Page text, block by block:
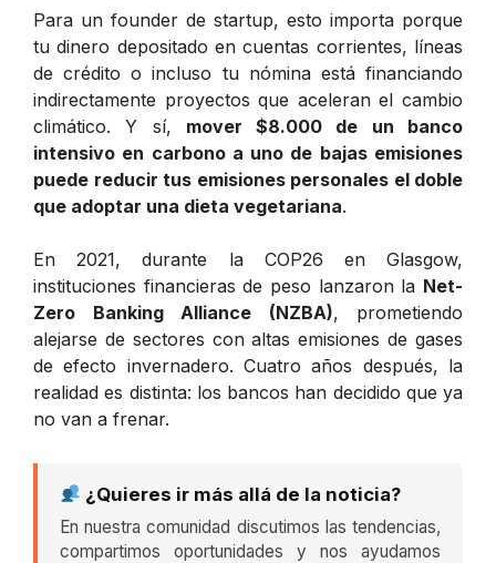
Para un founder de startup, esto importa porque
tu dinero depositado en cuentas corrientes, líneas
de crédito o incluso tu nómina está financiando
indirectamente proyectos que aceleran el cambio
climático. Y sí, mover $8.000 de un banco
intensivo en carbono a uno de bajas emisiones
puede reducir tus emisiones personales el doble
que adoptar una dieta vegetariana.
En 2021, durante la COP26 en Glasgow,
instituciones financieras de peso lanzaron la Net-
Zero Banking Alliance (NZBA), prometiendo
alejarse de sectores con altas emisiones de gases
de efecto invernadero. Cuatro años después, la
realidad es distinta: los bancos han decidido que ya
no van a frenar.
¿Quieres ir más allá de la noticia?
En nuestra comunidad discutimos las tendencias,
compartimos oportunidades y nos ayudamos